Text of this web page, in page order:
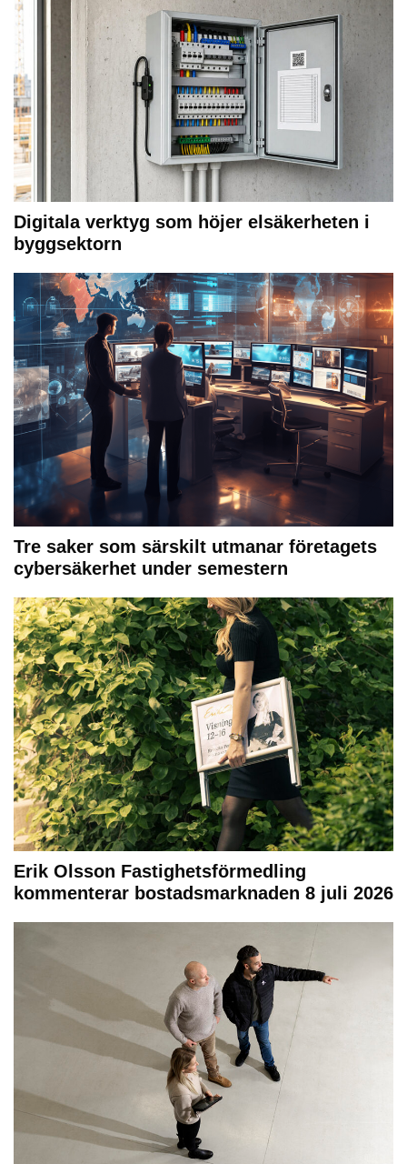
Digitala verktyg som höjer elsäkerheten i
byggsektorn
Tre saker som särskilt utmanar företagets
cybersäkerhet under semestern
Erik Olsson Fastighetsförmedling
kommenterar bostadsmarknaden 8 juli 2026